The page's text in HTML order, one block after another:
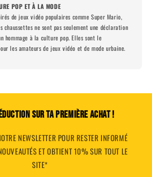
POP ET À LA MODE
de jeux vidéo populaires comme Super Mario,
chaussettes ne sont pas seulement une déclaration
hommage à la culture pop. Elles sont le
les amateurs de jeux vidéo et de mode urbaine.
SUR TA PREMIÈRE ACHAT !
NEWSLETTER POUR RESTER INFORMÉ
ET OBTIENT 10% SUR TOUT LE
SITE*